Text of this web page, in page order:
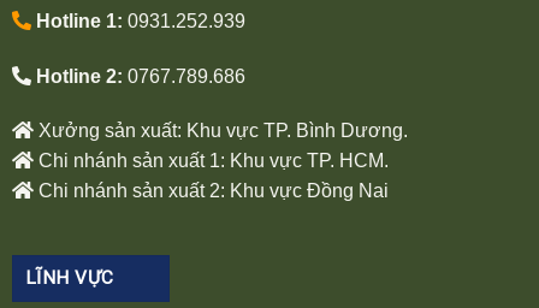
Hotline 1: 0931.252.939
Hotline 2: 0767.789.686
Xưởng sản xuất: Khu vực TP. Bình Dương.
Chi nhánh sản xuất 1: Khu vực TP. HCM.
Chi nhánh sản xuất 2: Khu vực Đồng Nai
LĨNH VỰC